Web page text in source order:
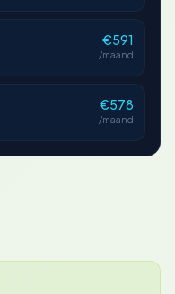
€591
/maand
€578
/maand